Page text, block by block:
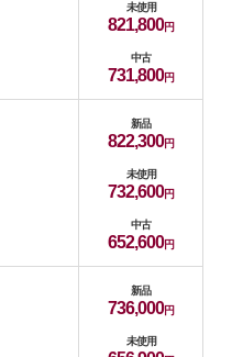
未使用
821,800
中古
731,800
新品
822,300
未使用
732,600
中古
652,600
新品
736,000
未使用